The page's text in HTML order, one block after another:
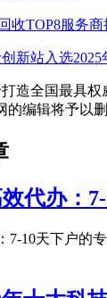
收TOP8服务
新站入选
造全国最具
的编辑将予以删
代办：
7-10天下户的